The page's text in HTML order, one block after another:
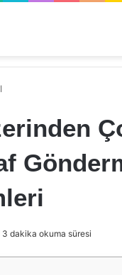
3 dakika okuma süresi